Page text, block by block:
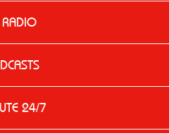
RADIO
24/7